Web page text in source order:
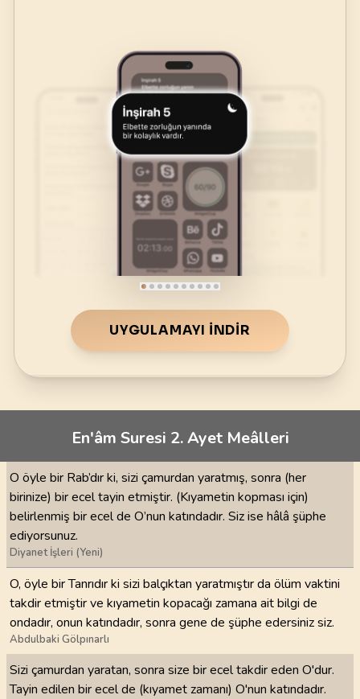
UYGULAMAYI İNDIR
En'âm Suresi 2. Ayet Meâlleri
O öyle bir Rab’dır ki, sizi çamurdan yaratmış, sonra (her
birinize) bir ecel tayin etmiştir. (Kıyametin kopması için)
belirlenmiş bir ecel de O’nun katındadır. Siz ise hâlâ şüphe
ediyorsunuz.
Diyanet İşleri (Yeni)
O, öyle bir Tanrıdır ki sizi balçıktan yaratmıştır da ölüm vaktini
takdir etmiştir ve kıyametin kopacağı zamana ait bilgi de
ondadır, onun katındadır, sonra gene de şüphe edersiniz siz.
Abdulbaki Gölpınarlı
Sizi çamurdan yaratan, sonra size bir ecel takdir eden O'dur.
Tayin edilen bir ecel de (kıyamet zamanı) O'nun katındadır.